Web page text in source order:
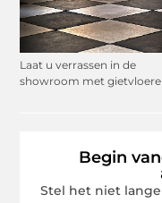
Laat u verrassen in de
showroom met
Begin
Stel het niet